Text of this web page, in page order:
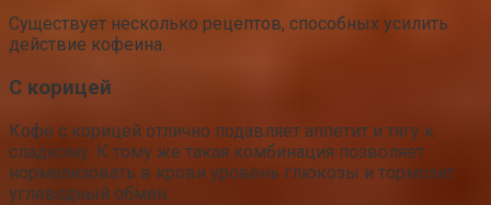
Существует несколько рецептов, способных усилить
действие кофеина.
С корицей
Кофе с корицей отлично подавляет аппетит и тягу к
сладкому. К тому же такая комбинация позволяет
нормализовать в крови уровень глюкозы и тормозит
углеводный обмен: